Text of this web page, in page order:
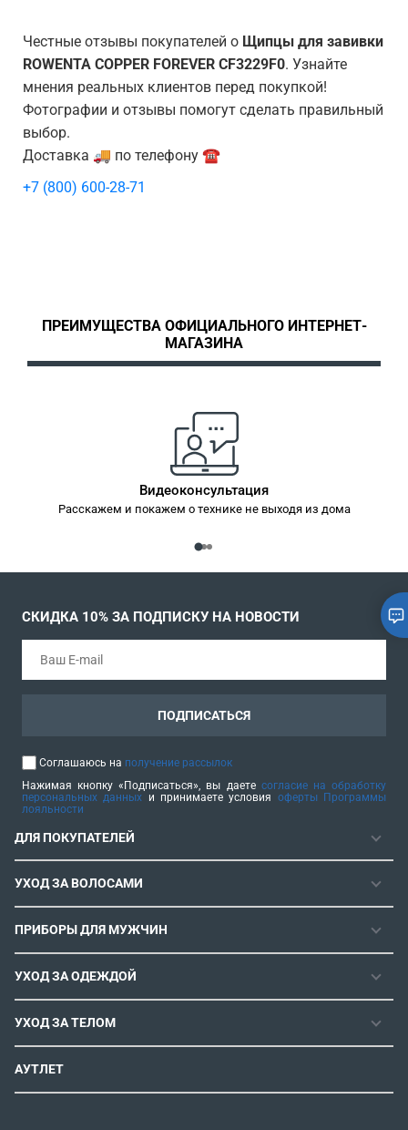
Честные отзывы покупателей о Щипцы для завивки
ROWENTA COPPER FOREVER CF3229F0. Узнайте
мнения реальных клиентов перед покупкой!
Фотографии и отзывы помогут сделать правильный
выбор.
Доставка 🚚 по телефону ☎️
+7 (800) 600-28-71
ПРЕИМУЩЕСТВА ОФИЦИАЛЬНОГО ИНТЕРНЕТ-
МАГАЗИНА
Видеоконсультация
Расскажем и покажем о технике не выходя из дома
ДЛЯ ПОКУПАТЕЛЕЙ
ГАРАНТИЯ
РЕМОНТОПРИГОДНОСТЬ
ИНСТРУКЦИИ И FAQ
КОНТАКТЫ И РЕКВИЗИТЫ
СПОСОБЫ ОПЛАТЫ
УСЛОВИЯ ДОСТАВКИ
ОБМЕН И ВОЗВРАТ
УХОД ЗА ВОЛОСАМИ
ФЕНЫ
ФЕН-ЩЕТКИ
СТАЙЛЕРЫ
ВОССТАНОВЛЕНИЕ ВОЛОС
ULTIMATE EXPERIENCE
ROWENTA X KARL LAGERFELD
ПРИБОРЫ ДЛЯ МУЖЧИН
МАШИНКИ ДЛЯ СТРИЖКИ
ТРИММЕРЫ
УХОД ЗА ОДЕЖДОЙ
ПАРОГЕНЕРАТОРЫ
УТЮГИ
УХОД ЗА ТЕЛОМ
ЭПИЛЯТОРЫ
АУТЛЕТ
СКИДКА 10% ЗА ПОДПИСКУ НА НОВОСТИ
ПОДПИСАТЬСЯ
Соглашаюсь на получение рассылок
Нажимая кнопку «Подписаться», вы даете согласие на обработку
персональных данных и принимаете условия оферты Программы
лояльности